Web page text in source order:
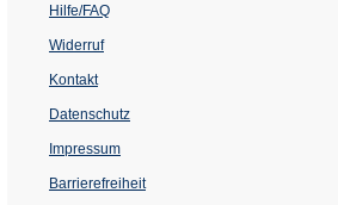
Hilfe/FAQ
Widerruf
Kontakt
Datenschutz
Impressum
Barrierefreiheit